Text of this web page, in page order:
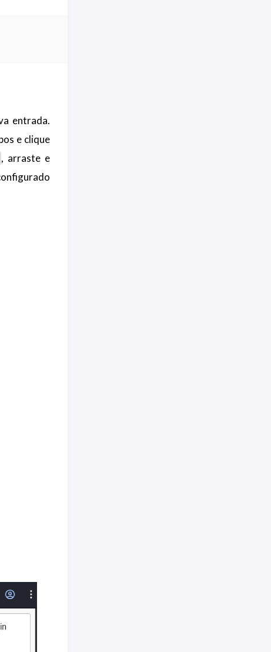
entrada.
e clique
, arraste e